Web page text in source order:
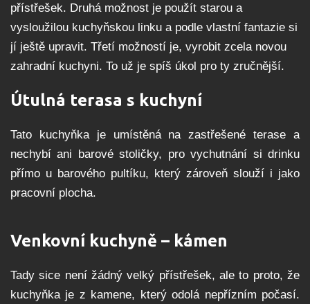
přístřešek. Druhá možnost je použít starou a
vysloužilou kuchyňskou linku a podle vlastní fantazie si
jí ještě upravit. Třetí možností je, vyrobit zcela novou
zahradní kuchyni. To už je spíš úkol pro ty zručnější.
Útulná terasa s kuchyní
Tato kuchyňka je umístěná na zastřešené terase a
nechybí ani barové stoličky, pro vychutnání si drinku
přímo u barového pultíku, který zároveň slouží i jako
pracovní plocha.
Venkovní kuchyně – kámen
Tady sice není žádný velký přístřešek, ale to proto, že
kuchyňka je z kamene, který odolá nepřízním počasí.